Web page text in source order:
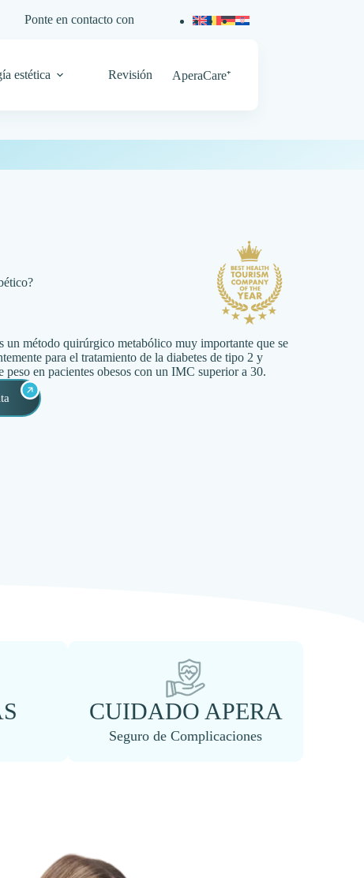
Ponte en contacto con
estética Revisión AperaCare⁺
un método quirúrgico metabólico muy importante que se
para el tratamiento de la diabetes de tipo 2 y
peso en pacientes obesos con un IMC superior a 30.
CUIDADO APERA
Seguro de Complicaciones